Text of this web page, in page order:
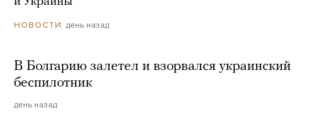
НОВОСТИ день назад
В Болгарию залетел и взорвался украинский
беспилотник
день назад